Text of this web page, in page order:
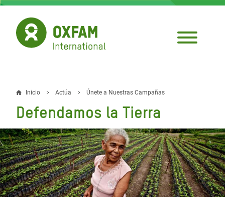
Pasar
contenido
principal
Sobrescribir
enlaces
de
ayuda
a
la
Inicio Actúa Únete a Nuestras Campañas
Defendamos la Tierra